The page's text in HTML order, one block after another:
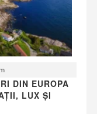
DIN EUROPA
LUX ȘI